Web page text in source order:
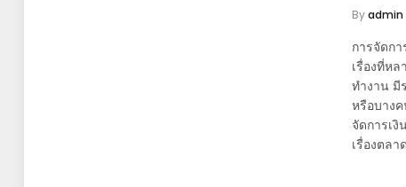
By admin
การจัดก
เรื่องที่ห
ทำงาน มี
หรือบาง
จัดการเ
เรื่องตล